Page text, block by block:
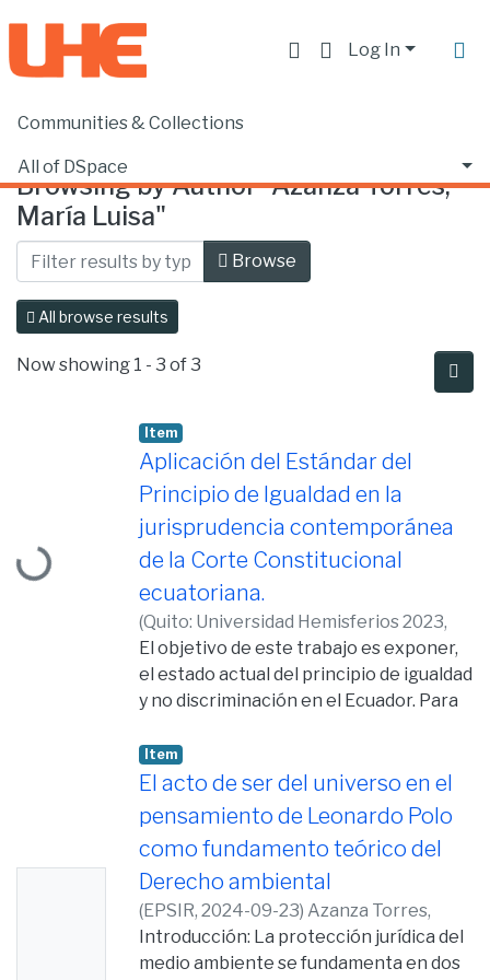
Log In
Communities & Collections
All of DSpace
Home Browse by Author
Browsing by Author "Azanza Torres,
María Luisa"
Browse
All browse results
Now showing 1 - 3 of 3
Loading...
Item
Aplicación del Estándar del
Principio de Igualdad en la
jurisprudencia contemporánea
de la Corte Constitucional
ecuatoriana.
(Quito: Universidad Hemisferios 2023,
2023-01-17)Azanza Torres, María Luisa
El objetivo de este trabajo es exponer,
el estado actual del principio de igualdad
y no discriminación en el Ecuador. Para
teórica al principio de igualdad y al test
de discriminación para luego, analizar su
aplicación por parte de los jueces de la
Corte Constitucional ecuatoriana a la
luz del tratamiento que se da de ese
principio en su jurisprudencia. El análisis
se hará a partir de una selección de
casos tratados por esa corte entre el
año 2009 y el año 2021.
Item
El acto de ser del universo en el
pensamiento de Leonardo Polo
como fundamento teórico del
Derecho ambiental
(EPSIR, 2024-09-23) Azanza Torres,
María Luisa
Introducción: La protección jurídica del
medio ambiente se fundamenta en dos